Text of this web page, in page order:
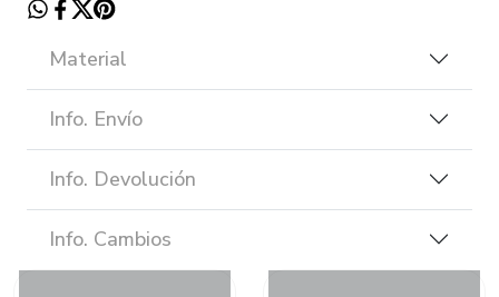
Material
Info. Envío
Info. Devolución
Info. Cambios